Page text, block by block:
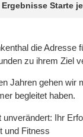
Starte
die Adresse
zu ihrem Ziel
Jahren gehen
begleitet haben.
unverändert: Ihr
und Fitness